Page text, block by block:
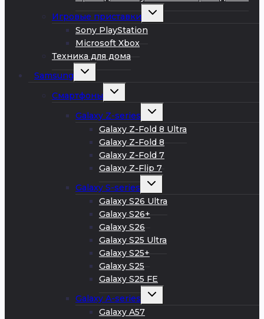
Игровые приставки
Развернуть
меню
Sony PlayStation
Microsoft Xbox
Техника для дома
Samsung
Развернуть
Смартфоны
Развернуть
Galaxy Z-series
Развернуть
меню
Galaxy Z-Fold 8 Ultra
Galaxy Z-Fold 8
Galaxy Z-Fold 7
Galaxy Z-Flip 7
Galaxy S-series
Развернуть
меню
Galaxy S26 Ultra
Galaxy S26+
Galaxy S26
Galaxy S25 Ultra
Galaxy S25+
Galaxy S25
Galaxy S25 FE
Galaxy A-series
Развернуть
меню
Galaxy A57